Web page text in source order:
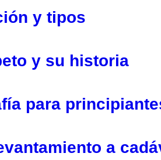
y tipos
y su historia
para
a